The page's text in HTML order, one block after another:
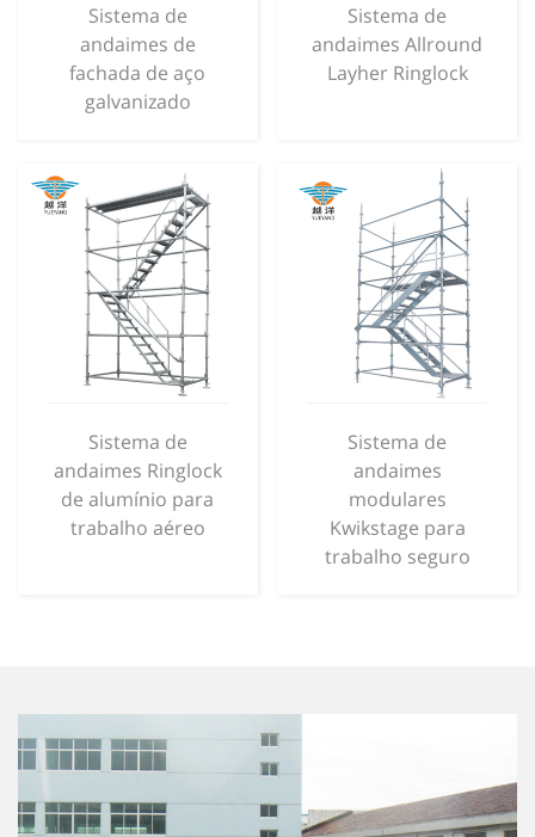
Sistema de
andaimes de
fachada de aço
galvanizado
Sistema de
andaimes Allround
Layher Ringlock
Sistema de
andaimes Ringlock
de alumínio para
trabalho aéreo
Sistema de
andaimes
modulares
Kwikstage para
trabalho seguro